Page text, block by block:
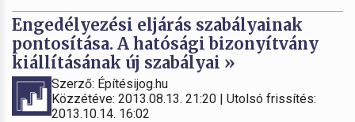
Engedélyezési eljárás szabályainak
pontosítása. A hatósági bizonyítvány
kiállításának új szabályai »
Szerző: Építésijog.hu
Közzétéve: 2013.08.13. 21:20 | Utolsó frissítés:
2013.10.14. 16:02